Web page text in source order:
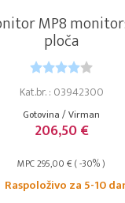
MP8
ploča
Kat.br. : 03942300
Gotovina / Virman
206,50 €
MPC 295,00 € ( -30% )
Raspoloživo za 5-10